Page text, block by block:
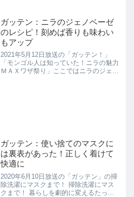
トの塩麹かけのレシピの紹介です！
ガッテン：ニラのジェノベーゼ
のレシピ！刻めば香りも味わい
もアップ
2021年5月12日放送の「ガッテン！」
「モンゴル人は知っていた！ニラの魅力
ＭＡＸワザ祭り」ここではニラのジェノ
ガッテン：使い捨てのマスクに
は裏表があった！正しく着けて
快適に
2020年6月10日放送の「ガッテン」の掃
除洗濯にマスクまで！ 掃除洗濯にマス
クまで！ 暮らしを劇的に変えるたった